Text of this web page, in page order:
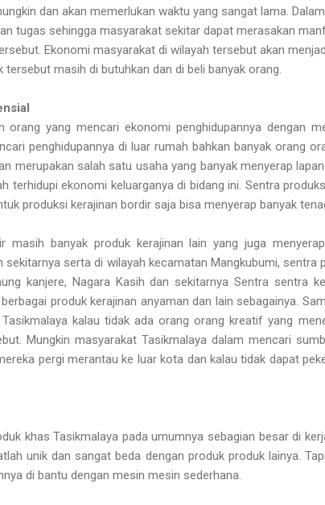
dan akan memerlukan waktu yang sangat lama.
tugas sehingga masyarakat sekitar dapat merasakan
Ekonomi masyarakat di wilayah tersebut akan
masih di butuhkan dan di beli banyak orang.
orang yang mencari ekonomi penghidupannya dengan
penghidupannya di luar rumah bahkan banyak orang
merupakan salah satu usaha yang banyak menyerap
terhidupi ekonomi keluarganya di bidang ini. Sentra
produksi kerajinan bordir saja bisa menyerap banyak
masih banyak produk kerajinan lain yang juga
sekitarnya serta di wilayah kecamatan Mangkubumi, sentra
kanjere, Nagara Kasih dan sekitarnya Sentra sentra
produk kerajinan anyaman dan lain sebagainya.
kalau tidak ada orang orang kreatif yang
Mungkin masyarakat Tasikmalaya dalam mencari
pergi merantau ke luar kota dan kalau tidak dapat
khas Tasikmalaya pada umumnya sebagian besar di
unik dan sangat beda dengan produk produk lainya.
di bantu dengan mesin mesin sederhana.